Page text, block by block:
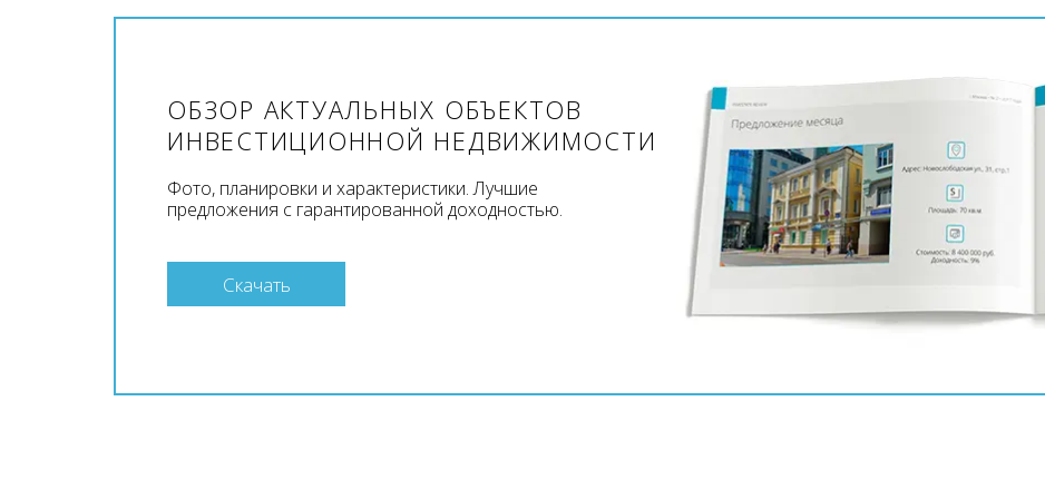
ОБЗОР АКТУАЛЬНЫХ ОБЪЕКТОВ
ИНВЕСТИЦИОННОЙ НЕДВИЖИМОСТИ
Фото, планировки и характеристики. Лучшие
предложения с гарантированной доходностью.
Скачать